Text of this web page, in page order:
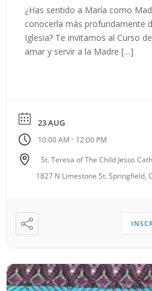
¿Has sentido a María como
conocerla más profundamente
Iglesia? Te invitamos al Curso
amar y servir a la Madre […]
23 AUG
10:00 AM - 12:00 PM
St. Teresa of The Child Jesus
1827 N Limestone St. Springfield,